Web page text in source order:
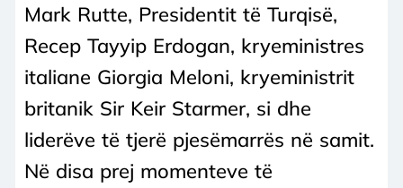
Mark Rutte, Presidentit të Turqisë,
Recep Tayyip Erdogan, kryeministres
italiane Giorgia Meloni, kryeministrit
britanik Sir Keir Starmer, si dhe
liderëve të tjerë pjesëmarrës në samit.
Në disa prej momenteve të